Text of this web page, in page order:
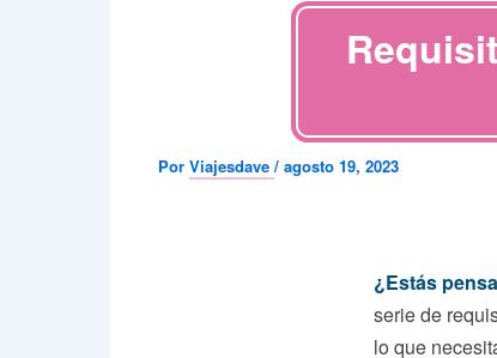
Por Viajesdave / agosto 19, 2023
¿Estás
serie de
lo que